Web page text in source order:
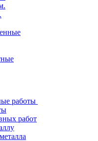
работы
работ